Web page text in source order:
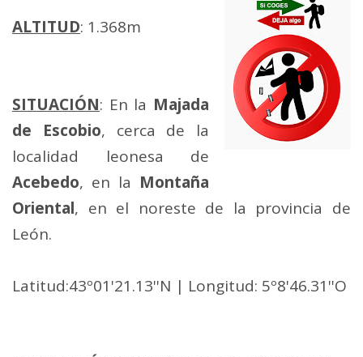
ALTITUD: 1.368m
SITUACIÓN: En la Majada
de Escobio, cerca de la
localidad leonesa de
Acebedo, en la Montaña
Oriental, en el noreste de la provincia de
León.
Latitud:43º01'21.13''N | Longitud: 5º8'46.31''O